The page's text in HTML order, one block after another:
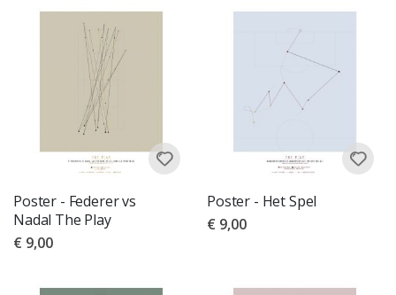
Poster - Federer vs
Nadal The Play
€ 9,00
Poster - Het Spel
€ 9,00